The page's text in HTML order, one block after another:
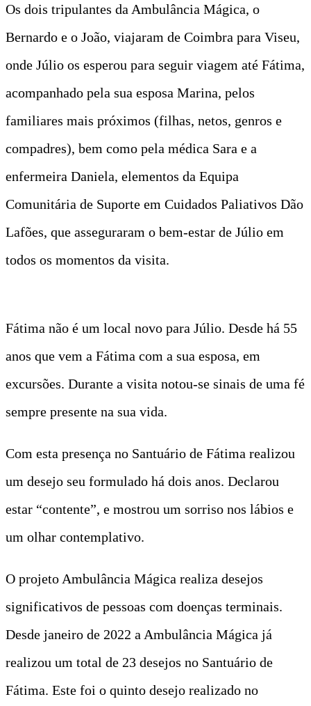
Os dois tripulantes da Ambulância Mágica, o
Bernardo e o João, viajaram de Coimbra para Viseu,
onde Júlio os esperou para seguir viagem até Fátima,
acompanhado pela sua esposa Marina, pelos
familiares mais próximos (filhas, netos, genros e
compadres), bem como pela médica Sara e a
enfermeira Daniela, elementos da Equipa
Comunitária de Suporte em Cuidados Paliativos Dão
Lafões, que asseguraram o bem-estar de Júlio em
todos os momentos da visita.
Fátima não é um local novo para Júlio. Desde há 55
anos que vem a Fátima com a sua esposa, em
excursões. Durante a visita notou-se sinais de uma fé
sempre presente na sua vida.
Com esta presença no Santuário de Fátima realizou
um desejo seu formulado há dois anos. Declarou
estar “contente”, e mostrou um sorriso nos lábios e
um olhar contemplativo.
O projeto Ambulância Mágica realiza desejos
significativos de pessoas com doenças terminais.
Desde janeiro de 2022 a Ambulância Mágica já
realizou um total de 23 desejos no Santuário de
Fátima. Este foi o quinto desejo realizado no